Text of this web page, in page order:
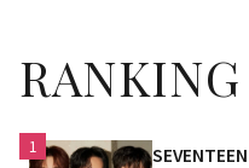
RANKING
1